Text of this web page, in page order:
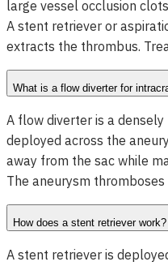
large vessel occlusion
A stent retriever or
extracts the thrombus.
What is a flow diverter for
A flow diverter is a
deployed across the
away from the sac while
The aneurysm thromboses
How does a stent retriever work?
A stent retriever is